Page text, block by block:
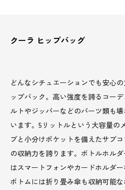
クーラ ヒップバッグ
どんなシチュエーションでも安心
ップバック。高い強度を誇るコー
ルトやジッパーなどのパーツ類も
います。5リットルという大容量の
プと小分けポケットを備えたサブ
の収納力を誇ります。ボトルホル
はスマートフォンやカードホルダ
ボトムには折り畳み傘も収納可能